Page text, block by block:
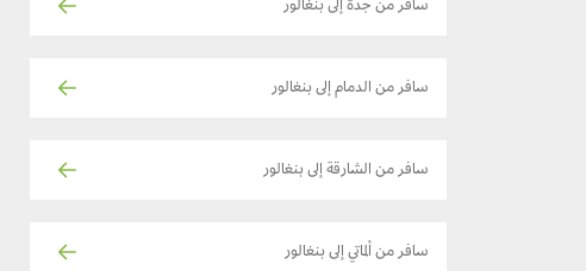
سافر من جدة إلى بنغالور
سافر من الدمام إلى بنغالور
سافر من الشارقة إلى بنغالور
سافر من ألماتي إلى بنغالور